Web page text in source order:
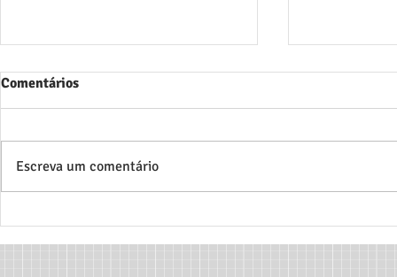
Comentários
Escreva um comentário